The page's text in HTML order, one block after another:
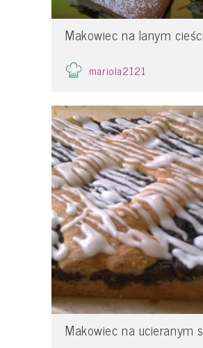
Makowiec na lanym
mariola2121
Makowiec na ucieranym